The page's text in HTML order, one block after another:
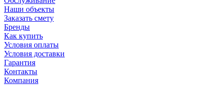
Наши объекты
Заказать смету
Бренды
Как купить
Условия оплаты
Условия доставки
Гарантия
Контакты
Компания